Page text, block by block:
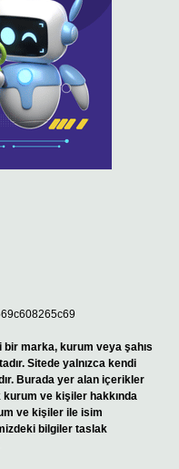
marka, kurum veya şahıs
Sitede yalnızca kendi
Burada yer alan içerikler
ve kişiler hakkında
ve kişiler ile isim
bilgiler taslak